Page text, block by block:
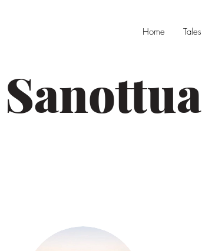
Home Tales
Sanottua